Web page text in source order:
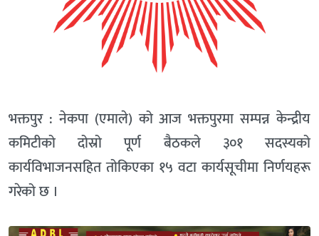
भक्तपुर : नेकपा (एमाले) को आज भक्तपुरमा सम्पन्न केन्द्रीय
कमिटीको दोस्रो पूर्ण बैठकले ३०१ सदस्यको
कार्यविभाजनसहित तोकिएका १५ वटा कार्यसूचीमा निर्णयहरू
गरेको छ ।